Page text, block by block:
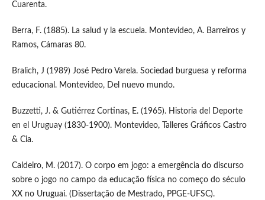
Cuarenta.
Berra, F. (1885). La salud y la escuela. Montevideo, A. Barreiros y
Ramos, Cámaras 80.
Bralich, J (1989) José Pedro Varela. Sociedad burguesa y reforma
educacional. Montevideo, Del nuevo mundo.
Buzzetti, J. & Gutiérrez Cortinas, E. (1965). Historia del Deporte
en el Uruguay (1830-1900). Montevideo, Talleres Gráficos Castro
& Cia.
Caldeiro, M. (2017). O corpo em jogo: a emergência do discurso
sobre o jogo no campo da educação física no começo do século
XX no Uruguai. (Dissertação de Mestrado, PPGE-UFSC).